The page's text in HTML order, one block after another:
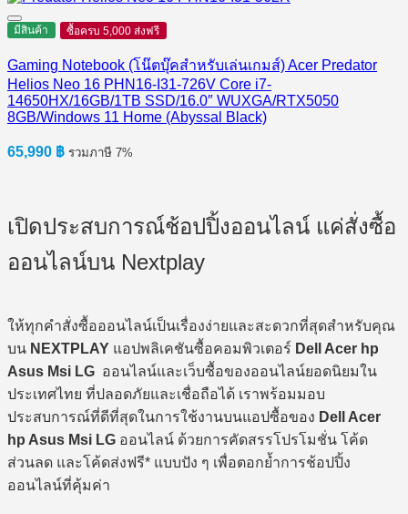
มีสินค้า ซื้อครบ 5,000 ส่งฟรี
Gaming Notebook (โน๊ตบุ๊คสำหรับเล่นเกมส์) Acer Predator
Helios Neo 16 PHN16-I31-726V Core i7-
14650HX/16GB/1TB SSD/16.0″ WUXGA/RTX5050
8GB/Windows 11 Home (Abyssal Black)
65,990 ฿ รวมภาษี 7%
เปิดประสบการณ์ช้อปปิ้งออนไลน์ แค่สั่งซื้อ
ออนไลน์บน Nextplay
ให้ทุกคำสั่งซื้อออนไลน์เป็นเรื่องง่ายและสะดวกที่สุดสำหรับคุณ
บน NEXTPLAY แอปพลิเคชันซื้อคอมพิวเตอร์ Dell Acer hp
Asus Msi LG ออนไลน์และเว็บซื้อของออนไลน์ยอดนิยมใน
ประเทศไทย ที่ปลอดภัยและเชื่อถือได้ เราพร้อมมอบ
ประสบการณ์ที่ดีที่สุดในการใช้งานบนแอปซื้อของ Dell Acer
hp Asus Msi LG ออนไลน์ ด้วยการคัดสรรโปรโมชั่น โค้ด
ส่วนลด และโค้ดส่งฟรี* แบบปัง ๆ เพื่อตอกย้ำการช้อปปิ้ง
ออนไลน์ที่คุ้มค่า